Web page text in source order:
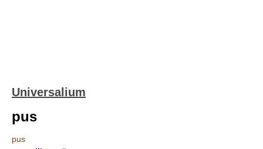
Universalium
pus
pus